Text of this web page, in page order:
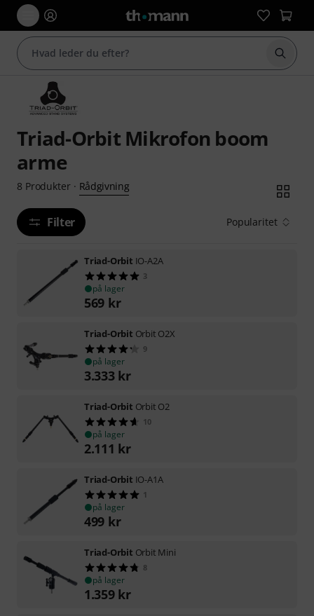
Start
Triad-Orbit Mikrofon boom
arme
8 Produkter· Rådgivning
Filter Popularitet
Triad-Orbit IO-A2A
3
på lager
569 kr
Triad-Orbit Orbit O2X
9
på lager
3.333 kr
Triad-Orbit Orbit O2
10
på lager
2.111 kr
Triad-Orbit IO-A1A
1
på lager
499 kr
Triad-Orbit Orbit Mini
8
på lager
1.359 kr